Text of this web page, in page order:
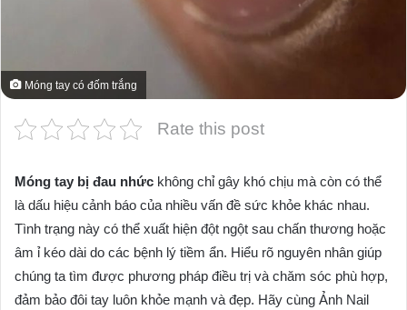
Móng tay có đốm trắng
Rate this post
Móng tay bị đau nhức không chỉ gây khó chịu mà còn có thể
là dấu hiệu cảnh báo của nhiều vấn đề sức khỏe khác nhau.
Tình trạng này có thể xuất hiện đột ngột sau chấn thương hoặc
âm ỉ kéo dài do các bệnh lý tiềm ẩn. Hiểu rõ nguyên nhân giúp
chúng ta tìm được phương pháp điều trị và chăm sóc phù hợp,
đảm bảo đôi tay luôn khỏe mạnh và đẹp. Hãy cùng Ảnh Nail